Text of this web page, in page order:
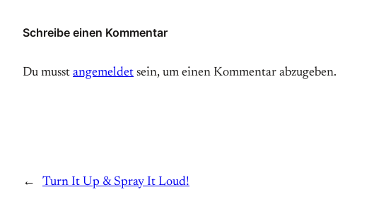
Schreibe einen Kommentar
Du musst angemeldet sein, um einen Kommentar abzugeben.
← Turn It Up & Spray It Loud!